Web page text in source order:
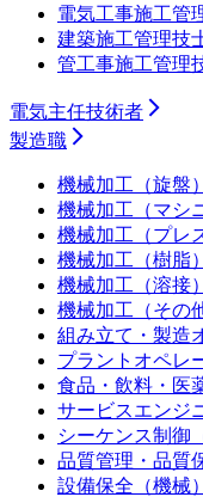
電気工事施工管
建築施工管理技
管工事施工管理
電気主任技術者
製造職
機械加工（旋盤）
機械加工（マシ
機械加工（プレ
機械加工（樹脂）
機械加工（溶接）
機械加工（その
組み立て・製造
プラントオペレ
食品・飲料・医
サービスエンジ
シーケンス制御
品質管理・品質
設備保全（機械）